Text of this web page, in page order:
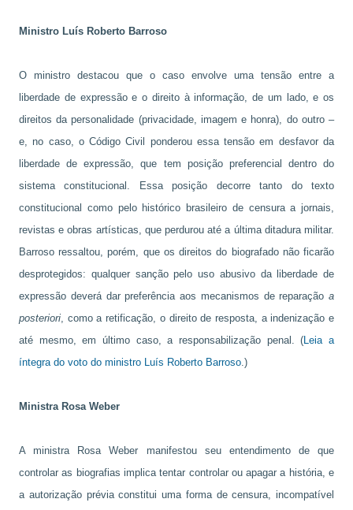
Ministro Luís Roberto Barroso
O ministro destacou que o caso envolve uma tensão entre a
liberdade de expressão e o direito à informação, de um lado, e os
direitos da personalidade (privacidade, imagem e honra), do outro –
e, no caso, o Código Civil ponderou essa tensão em desfavor da
liberdade de expressão, que tem posição preferencial dentro do
sistema constitucional. Essa posição decorre tanto do texto
constitucional como pelo histórico brasileiro de censura a jornais,
revistas e obras artísticas, que perdurou até a última ditadura militar.
Barroso ressaltou, porém, que os direitos do biografado não ficarão
desprotegidos: qualquer sanção pelo uso abusivo da liberdade de
expressão deverá dar preferência aos mecanismos de reparação a
posteriori, como a retificação, o direito de resposta, a indenização e
até mesmo, em último caso, a responsabilização penal. (Leia a
íntegra do voto do ministro Luís Roberto Barroso.)
Ministra Rosa Weber
A ministra Rosa Weber manifestou seu entendimento de que
controlar as biografias implica tentar controlar ou apagar a história, e
a autorização prévia constitui uma forma de censura, incompatível